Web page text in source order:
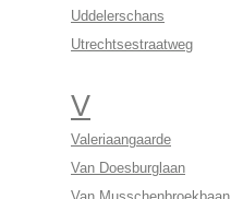
Uddelerschans
Utrechtsestraatweg
V
Valeriaangaarde
Van Doesburglaan